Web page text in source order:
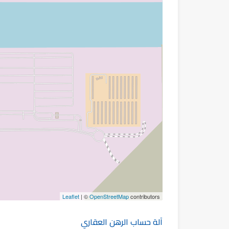
Leaflet | ©OpenStreetMapcontributors
آلة حساب الرهن العقاري